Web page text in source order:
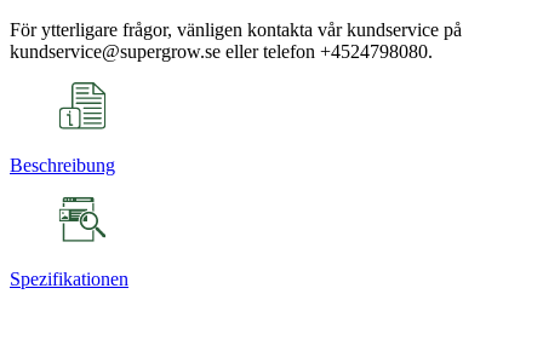
För ytterligare frågor, vänligen kontakta vår kundservice på
kundservice@supergrow.se eller telefon +4524798080.
Beschreibung
Spezifikationen